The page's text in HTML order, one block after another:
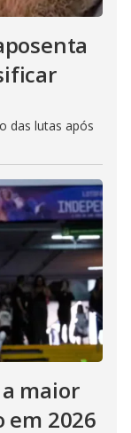
das lutas após
maior
em 2026